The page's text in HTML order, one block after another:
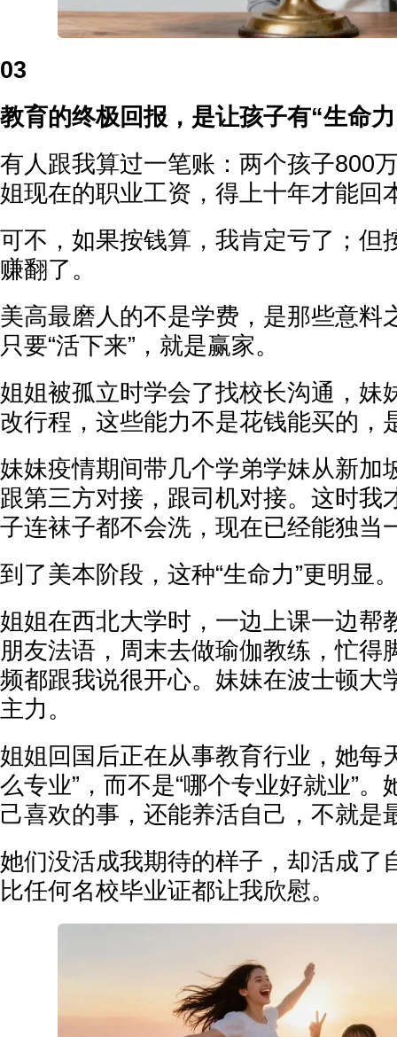
03
教育的终极回报，是让孩子有“生命
有人跟我算过一笔账：两个孩子800
姐现在的职业工资，得上十年才能回
可不，如果按钱算，我肯定亏了；但
赚翻了。
美高最磨人的不是学费，是那些意料
只要“活下来”，就是赢家。
姐姐被孤立时学会了找校长沟通，妹
改行程，这些能力不是花钱能买的，
妹妹疫情期间带几个学弟学妹从新加
跟第三方对接，跟司机对接。这时我
子连袜子都不会洗，现在已经能独当
到了美本阶段，这种“生命力”更明显
姐姐在西北大学时，一边上课一边帮
朋友法语，周末去做瑜伽教练，忙得
频都跟我说很开心。妹妹在波士顿大
主力。
姐姐回国后正在从事教育行业，她每
么专业”，而不是“哪个专业好就业”
己喜欢的事，还能养活自己，不就是
她们没活成我期待的样子，却活成了
比任何名校毕业证都让我欣慰。